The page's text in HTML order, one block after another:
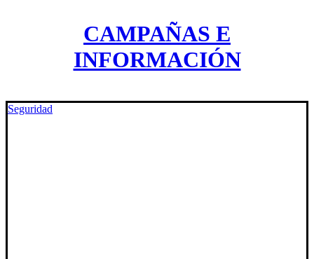
CAMPAÑAS E
INFORMACIÓN
Seguridad